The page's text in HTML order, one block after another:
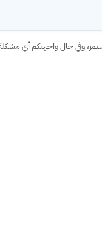
وفي حال واجهتكم أي مشكلة